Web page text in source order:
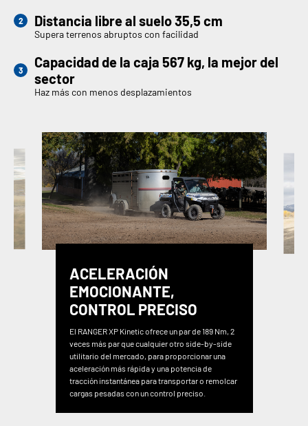
Distancia libre al suelo 35,5 cm
Supera terrenos abruptos con facilidad
Capacidad de la caja 567 kg, la mejor del
sector
Haz más con menos desplazamientos
ACELERACIÓN
EMOCIONANTE,
CONTROL PRECISO
El RANGER XP Kinetic ofrece un par de 189 Nm, 2
veces más par que cualquier otro side-by-side
utilitario del mercado, para proporcionar una
aceleración más rápida y una potencia de
tracción instantánea para transportar o remolcar
cargas pesadas con un control preciso.